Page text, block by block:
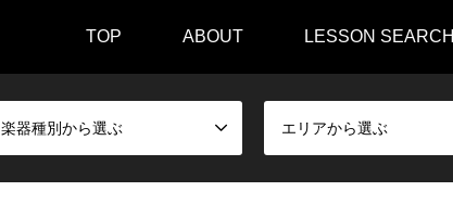
TOP ABOUT LESSON SEARCH
楽器種別から選ぶ エリアから選ぶ